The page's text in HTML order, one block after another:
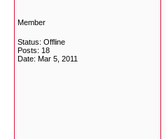
Member
Status: Offline
Posts: 18
Date: Mar 5, 2011